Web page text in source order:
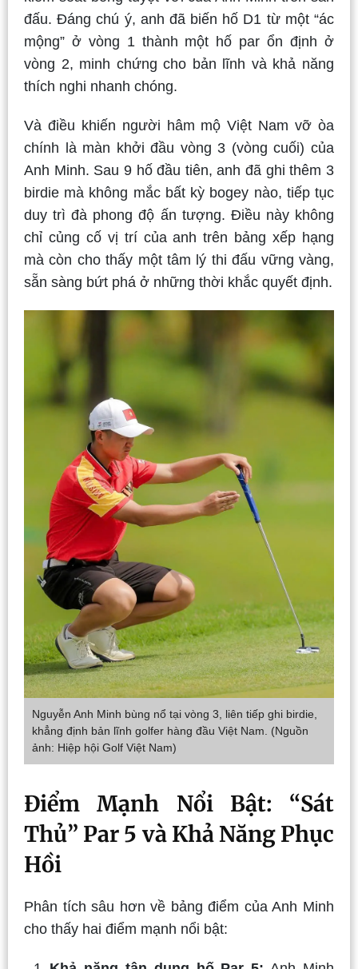
đấu. Đáng chú ý, anh đã biến hố D1 từ một “ác
mộng” ở vòng 1 thành một hố par ổn định ở
vòng 2, minh chứng cho bản lĩnh và khả năng
thích nghi nhanh chóng.
Và điều khiến người hâm mộ Việt Nam vỡ òa
chính là màn khởi đầu vòng 3 (vòng cuối) của
Anh Minh. Sau 9 hố đầu tiên, anh đã ghi thêm 3
birdie mà không mắc bất kỳ bogey nào, tiếp tục
duy trì đà phong độ ấn tượng. Điều này không
chỉ củng cố vị trí của anh trên bảng xếp hạng
mà còn cho thấy một tâm lý thi đấu vững vàng,
sẵn sàng bứt phá ở những thời khắc quyết định.
Nguyễn Anh Minh bùng nổ tại vòng 3, liên tiếp ghi birdie,
khẳng định bản lĩnh golfer hàng đầu Việt Nam. (Nguồn
ảnh: Hiệp hội Golf Việt Nam)
Điểm Mạnh Nổi Bật: “Sát
Thủ” Par 5 và Khả Năng Phục
Hồi
Phân tích sâu hơn về bảng điểm của Anh Minh
cho thấy hai điểm mạnh nổi bật: